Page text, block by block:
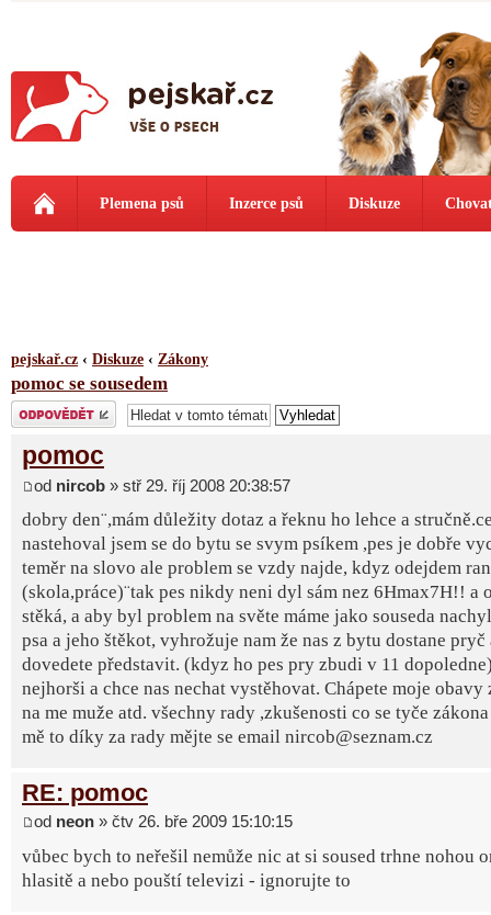
Plemena psů Inzerce psů Diskuze
pejskař.cz ‹ Diskuze ‹ Zákony
pomoc se sousedem
Odeslat odpověď
pomoc
od nircob » stř 29. říj 2008 20:38:57
dobry den¨,mám důležity dotaz a řeknu ho lehce a
nastehoval jsem se do bytu se svym psíkem ,pes je dobře
teměr na slovo ale problem se vzdy najde, kdyz odejdem
(skola,práce)¨tak pes nikdy neni dyl sám nez 6Hmax7H!! a
stěká, a aby byl problem na světe máme jako souseda
psa a jeho štěkot, vyhrožuje nam že nas z bytu dostane
dovedete představit. (kdyz ho pes pry zbudi v 11
nejhorši a chce nas nechat vystěhovat. Chápete moje
na me muže atd. všechny rady ,zkušenosti co se tyče
mě to díky za rady mějte se email nircob@seznam.cz
RE: pomoc
od neon » čtv 26. bře 2009 15:10:15
vůbec bych to neřešil nemůže nic at si soused trhne nohou
hlasitě a nebo pouští televizi - ignorujte to